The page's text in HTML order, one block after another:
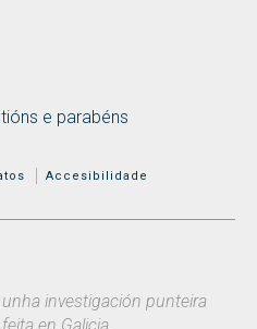
e parabéns
Accesibilidade
investigación punteira